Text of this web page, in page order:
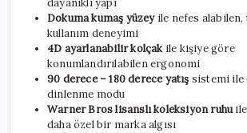
dayanıklı yapı
Dokuma kumaş yüzeyile nefes
kullanım deneyimi
4D ayarlanabilir kolçak ile kişiye göre
konumlandırılabilen ergonomi
90 derece – 180 derece yatış sistemi ile
dinlenme modu
Warner Bros lisanslı koleksiyon ruhuile
daha özel bir marka algısı